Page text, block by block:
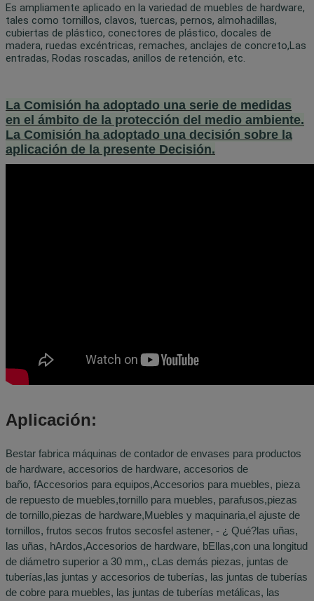
Es ampliamente aplicado en la variedad de muebles de hardware,
tales como tornillos, clavos, tuercas, pernos, almohadillas,
cubiertas de plástico, conectores de plástico, docales de
madera, ruedas excéntricas, remaches, anclajes de concreto,Las
entradas, Rodas roscadas, anillos de retención, etc.
La Comisión ha adoptado una serie de medidas
en el ámbito de la protección del medio ambiente.
La Comisión ha adoptado una decisión sobre la
aplicación de la presente Decisión.
Aplicación:
Bestar fabrica máquinas de contador de envases para productos
de hardware, accesorios de hardware, accesorios de
baño, fAccesorios para equipos,Accesorios para muebles, pieza
de repuesto de muebles,tornillo para muebles, parafusos,piezas
de tornillo,piezas de hardware,Muebles y maquinaria,el ajuste de
tornillos, frutos secos frutos secosfel astener, - ¿ Qué?las uñas,
las uñas, hArdos,Accesorios de hardware, bEllas,con una longitud
de diámetro superior a 30 mm,, c Las demás piezas, juntas de
tuberías, las juntas y accesorios de tuberías, las juntas de tuberías
de cobre para muebles, las juntas de tuberías metálicas, las